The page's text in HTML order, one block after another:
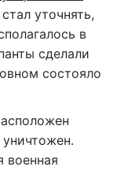
уточнять,
в
сделали
состояло
военная